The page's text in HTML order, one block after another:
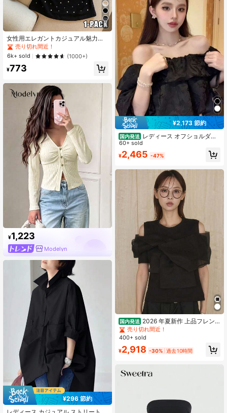
9
女性用エレガントカジュアル魅力的
なセクシーなミニマリストフレッシ
ュな通勤用バーサタイルなフィット
したプリーツバンドゥトップ ブラッ
ク 夏
#1 ベストセラー
に 新しい レディーストップス
売り切れ間近！
#1 ベストセラー
売り切れ間近！
#1 ベストセラー
売り切れ間近！
#1 ベストセラー
売り切れ間近！
6k+ sold (1000+)
¥773
¥1,223
Modelyn
¥296 節約
¥2,173 節約
国内発送 レディース オフショルダー
トップス オフショル ブラウス フリ
ル パフスリーブ ボリューム袖 ジャ
ガード 花柄 ショート丈 体型カバー
きれいめ 大人可愛い フェミニン ブ
60+ sold
¥2,465 -47%
国内発送 2026 年夏新作 上品フレン
チスタイル リボン切り替えデザイン
上質コットン半袖 T シャツ ショルダ
カジュアルトップス
#9 ベストセラー
ビンテージ 女性用ブラウス
売り切れ間近！
#9 ベストセラー
売り切れ間近！
#9 ベストセラー
売り切れ間近！
#9 ベストセラー
売り切れ間近！
400+ sold
¥2,918 -30% 過去10時間